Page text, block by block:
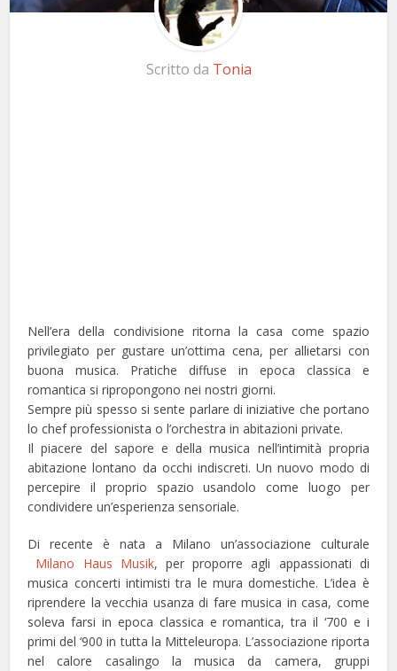
Scritto da Tonia
Nell’era della condivisione ritorna la casa come spazio
privilegiato per gustare un’ottima cena, per allietarsi con
buona musica. Pratiche diffuse in epoca classica e
romantica si ripropongono nei nostri giorni.
Sempre più spesso si sente parlare di iniziative che portano
lo chef professionista o l’orchestra in abitazioni private.
Il piacere del sapore e della musica nell’intimità propria
abitazione lontano da occhi indiscreti. Un nuovo modo di
percepire il proprio spazio usandolo come luogo per
condividere un’esperienza sensoriale.
Di recente è nata a Milano un’associazione culturale
Milano Haus Musik, per proporre agli appassionati di
musica concerti intimisti tra le mura domestiche. L’idea è
riprendere la vecchia usanza di fare musica in casa, come
soleva farsi in epoca classica e romantica, tra il ‘700 e i
primi del ‘900 in tutta la Mitteleuropa. L’associazione riporta
nel calore casalingo la musica da camera, gruppi